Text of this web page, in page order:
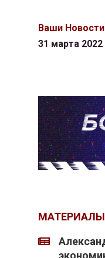
Ваши Новости
31 марта 2022